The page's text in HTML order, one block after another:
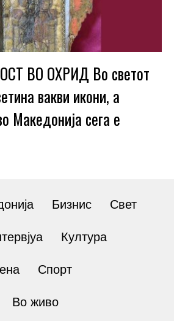
ВО ОХРИД Во светот
вакви икони, а
Македонија сега е
Бизнис Свет
Култура
Спорт
Во живо